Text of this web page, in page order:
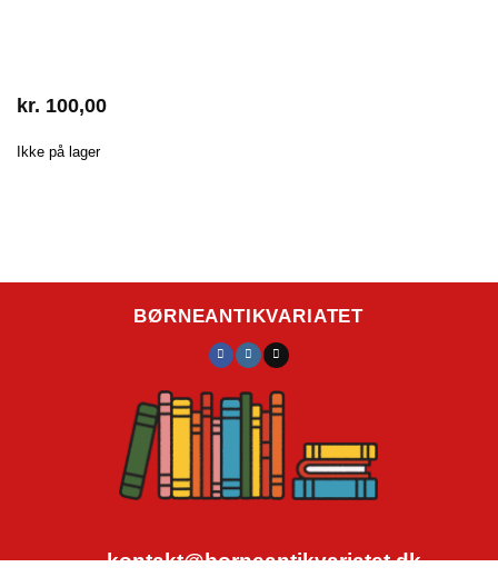
kr. 100,00
Ikke på lager
BØRNEANTIKVARIATET
kontakt@borneantikvariatet.dk